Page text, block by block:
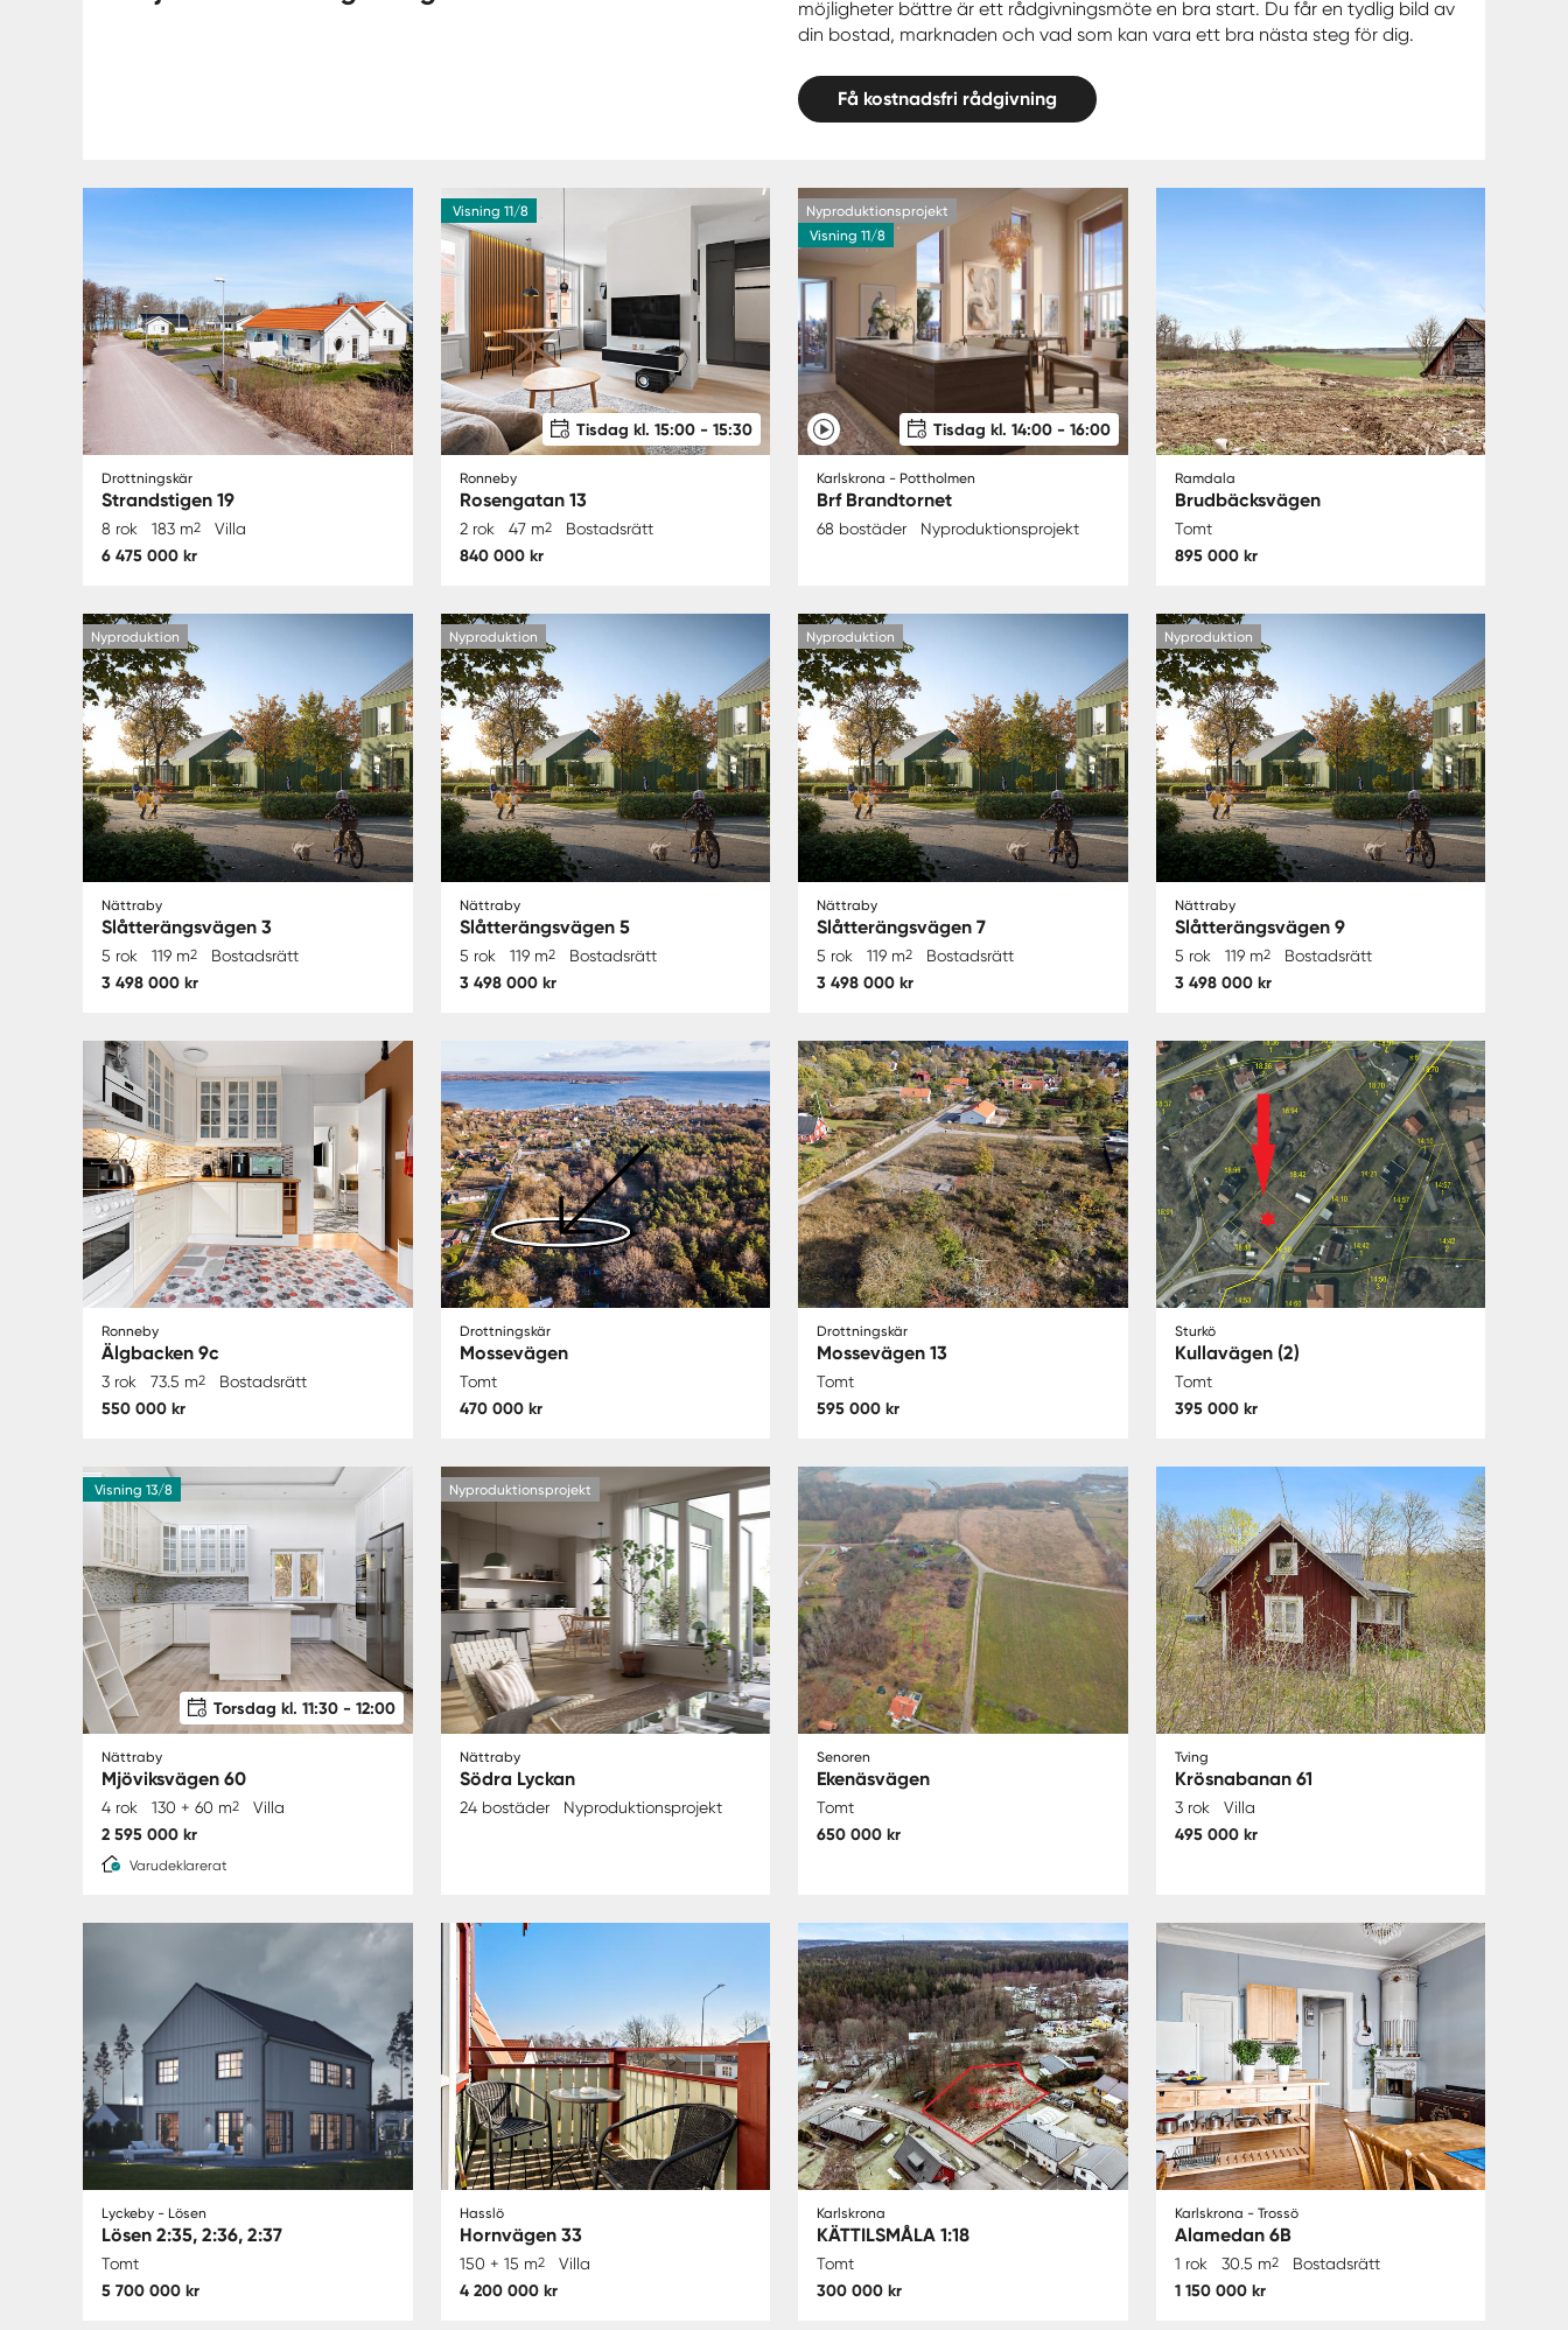
möjligheter bättre är ett rådgivningsmöte en bra start. Du får en tydlig bild av
din bostad, marknaden och vad som kan vara ett bra nästa steg för dig.
Få kostnadsfri rådgivning
Drottningskär
Strandstigen 19
8 rok 183 m2 Villa
6 475 000 kr
Visning 11/8
Tisdag kl. 15:00 - 15:30
Ronneby
Rosengatan 13
2 rok 47 m2 Bostadsrätt
840 000 kr
Nyproduktionsprojekt
Visning 11/8
Tisdag kl. 14:00 - 16:00
Karlskrona - Pottholmen
Brf Brandtornet
68 bostäder Nyproduktionsprojekt
Ramdala
Brudbäcksvägen
Tomt
895 000 kr
Nyproduktion
Nättraby
Slåtterängsvägen 3
5 rok 119 m2 Bostadsrätt
3 498 000 kr
Nyproduktion
Nättraby
Slåtterängsvägen 5
5 rok 119 m2 Bostadsrätt
3 498 000 kr
Nyproduktion
Nättraby
Slåtterängsvägen 7
5 rok 119 m2 Bostadsrätt
3 498 000 kr
Nyproduktion
Nättraby
Slåtterängsvägen 9
5 rok 119 m2 Bostadsrätt
3 498 000 kr
Ronneby
Älgbacken 9c
3 rok 73.5 m2 Bostadsrätt
550 000 kr
Drottningskär
Mossevägen
Tomt
470 000 kr
Drottningskär
Mossevägen 13
Tomt
595 000 kr
Sturkö
Kullavägen (2)
Tomt
395 000 kr
Visning 13/8
Torsdag kl. 11:30 - 12:00
Nättraby
Mjöviksvägen 60
4 rok 130 + 60 m2 Villa
2 595 000 kr
Varudeklarerat
Nyproduktionsprojekt
Nättraby
Södra Lyckan
24 bostäder Nyproduktionsprojekt
Senoren
Ekenäsvägen
Tomt
650 000 kr
Tving
Krösnabanan 61
3 rok Villa
495 000 kr
Lyckeby - Lösen
Lösen 2:35, 2:36, 2:37
Tomt
5 700 000 kr
Hasslö
Hornvägen 33
150 + 15 m2 Villa
4 200 000 kr
Karlskrona
KÄTTILSMÅLA 1:18
Tomt
300 000 kr
Karlskrona - Trossö
Alamedan 6B
1 rok 30.5 m2 Bostadsrätt
1 150 000 kr